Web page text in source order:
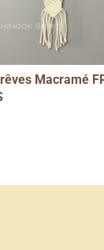
Macramé